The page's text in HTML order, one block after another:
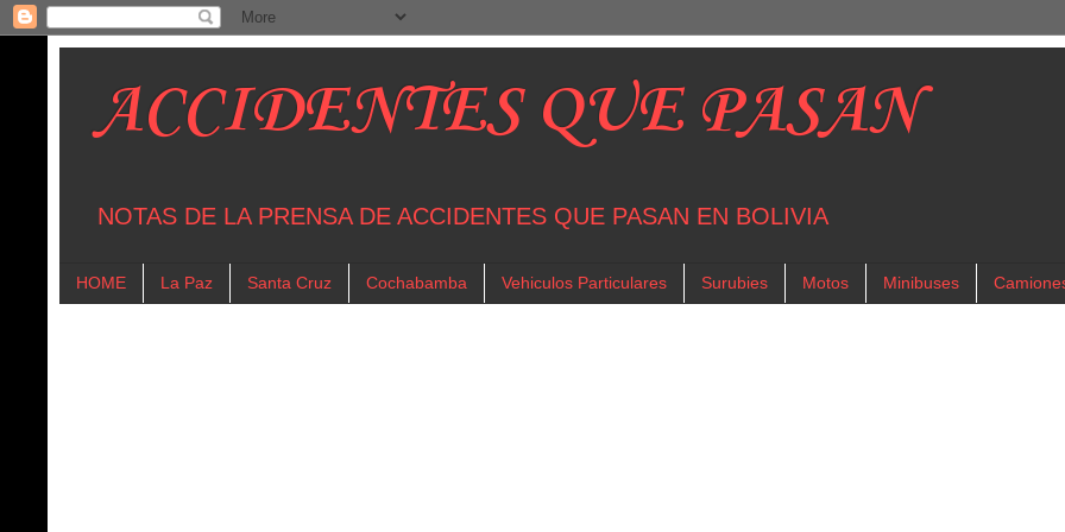
ACCIDENTES QUE PASAN
NOTAS DE LA PRENSA DE ACCIDENTES QUE PASAN EN BOLIVIA
HOME La Paz Santa Cruz Cochabamba Vehiculos Particulares Surubies Motos Minibuses